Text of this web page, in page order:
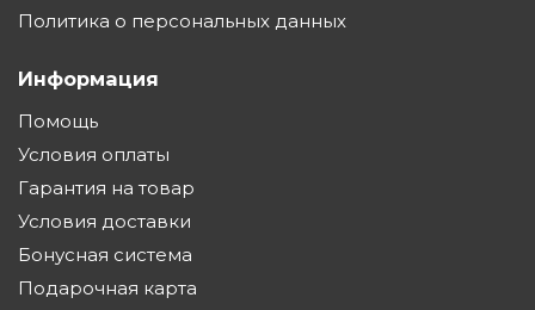
Политика о персональных данных
Информация
Помощь
Условия оплаты
Гарантия на товар
Условия доставки
Бонусная система
Подарочная карта